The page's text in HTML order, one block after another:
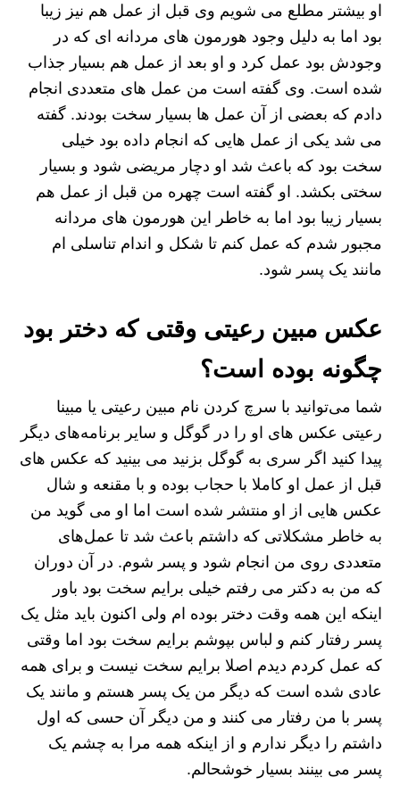
او بیشتر مطلع می شویم وی قبل از عمل هم نیز زیبا
بود اما به دلیل وجود هورمون های مردانه ای که در
وجودش بود عمل کرد و او بعد از عمل هم بسیار جذاب
شده است. وی گفته است من عمل های متعددی انجام
دادم که بعضی از آن عمل ها بسیار سخت بودند. گفته
می شد یکی از عمل هایی که انجام داده بود خیلی
سخت بود که باعث شد او دچار مریضی شود و بسیار
سختی بکشد. او گفته است چهره من قبل از عمل هم
بسیار زیبا بود اما به خاطر این هورمون های مردانه
مجبور شدم که عمل کنم تا شکل و اندام تناسلی ام
مانند یک پسر شود.
عکس مبین رعیتی وقتی که دختر بود
چگونه بوده است؟
شما می‌توانید با سرچ کردن نام مبین رعیتی یا مبینا
رعیتی عکس های او را در گوگل و سایر برنامه‌های دیگر
پیدا کنید اگر سری به گوگل بزنید می بینید که عکس های
قبل از عمل او کاملا با حجاب بوده و با مقنعه و شال
عکس هایی از او منتشر شده است اما او می گوید من
به خاطر مشکلاتی که داشتم باعث شد تا عمل‌های
متعددی روی من انجام شود و پسر شوم. در آن دوران
که من به دکتر می رفتم خیلی برایم سخت بود باور
اینکه این همه وقت دختر بوده ام ولی اکنون باید مثل یک
پسر رفتار کنم و لباس بپوشم برایم سخت بود اما وقتی
که عمل کردم دیدم اصلا برایم سخت نیست و برای همه
عادی شده است که دیگر من یک پسر هستم و مانند یک
پسر با من رفتار می کنند و من دیگر آن حسی که اول
داشتم را دیگر ندارم و از اینکه همه مرا به چشم یک
پسر می بینند بسیار خوشحالم.